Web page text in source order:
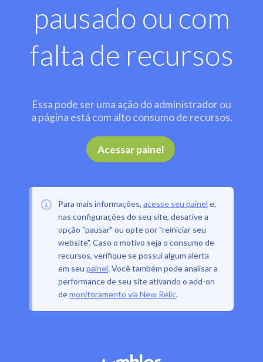
pausado ou com
falta de recursos
Essa pode ser uma ação do administrador ou
a página está com alto consumo de recursos.
Acessar painel .
Para mais informações, acesse seu painel e,
nas configurações do seu site, desative a
opção "pausar" ou opte por "reiniciar seu
website". Caso o motivo seja o consumo de
recursos, verifique se possui algum alerta
em seu painel. Você também pode analisar a
performance de seu site ativando o add-on
demonitoramento via New Relic.